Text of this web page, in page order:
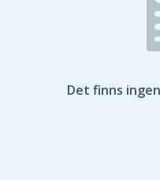
Det finns